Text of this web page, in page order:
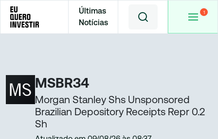
Últimas
Notícias
Home Cotações
MSBR34
Morgan Stanley Shs Unsponsored
Brazilian Depository Receipts Repr 0.2
Sh